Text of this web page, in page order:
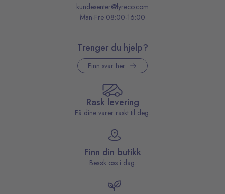
kundesenter@lyreco.com
Man-Fre 08:00-16:00
Trenger du hjelp?
Finn svar her
Rask levering
Få dine varer raskt til deg.
Finn din butikk
Besøk oss i dag.